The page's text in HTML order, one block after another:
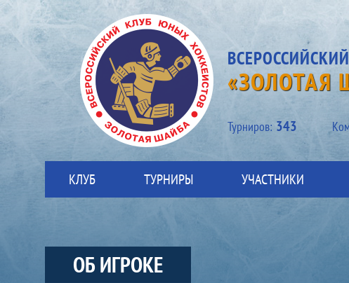
«ЗОЛОТАЯ
Турниров: 343
КЛУБ ТУРНИРЫ УЧАСТНИКИ
ОБ ИГРОКЕ